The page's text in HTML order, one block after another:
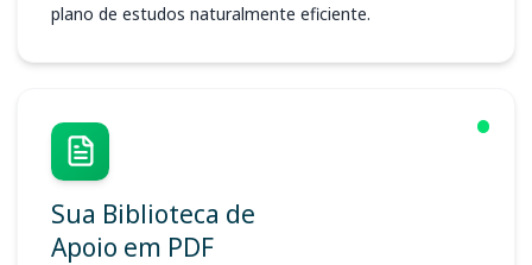
plano de estudos naturalmente eficiente.
Sua Biblioteca de
Apoio em PDF